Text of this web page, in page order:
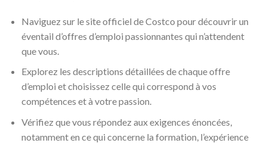
Naviguez sur le site officiel de Costco pour découvrir un
éventail d’offres d’emploi passionnantes qui n’attendent
que vous.
Explorez les descriptions détaillées de chaque offre
d’emploi et choisissez celle qui correspond à vos
compétences et à votre passion.
Vérifiez que vous répondez aux exigences énoncées,
notamment en ce qui concerne la formation, l’expérience